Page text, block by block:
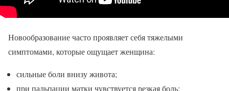
Новообразование часто проявляет себя тяжелыми
симптомами, которые ощущает женщина:
сильные боли внизу живота;
при пальпации матки чувствуется резкая боль;